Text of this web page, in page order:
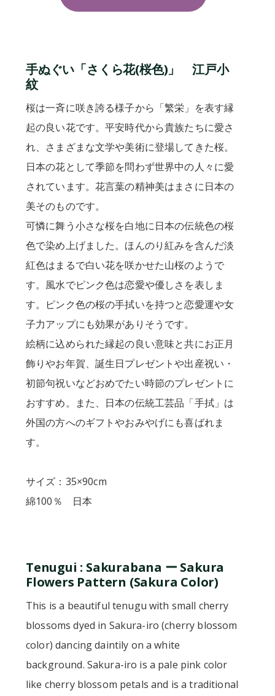
手ぬぐい「さくら花(桜色)」 江戸小
紋
桜は一斉に咲き誇る様子から「繁栄」を表す縁
起の良い花です。平安時代から貴族たちに愛さ
れ、さまざまな文学や美術に登場してきた桜。
日本の花として季節を問わず世界中の人々に愛
されています。花言葉の精神美はまさに日本の
美そのものです。
可憐に舞う小さな桜を白地に日本の伝統色の桜
色で染め上げました。ほんのり紅みを含んだ淡
紅色はまるで白い花を咲かせた山桜のようで
す。風水でピンク色は恋愛や優しさを表しま
す。ピンク色の桜の手拭いを持つと恋愛運や女
子力アップにも効果がありそうです。
絵柄に込められた縁起の良い意味と共にお正月
飾りやお年賀、誕生日プレゼントや出産祝い・
初節句祝いなどおめでたい時節のプレゼントに
おすすめ。また、日本の伝統工芸品「手拭」は
外国の方へのギフトやおみやげにも喜ばれま
す。
サイズ：35×90cm
綿100％ 日本
Tenugui : Sakurabana ー Sakura
Flowers Pattern (Sakura Color)
This is a beautiful tenugu with small cherry
blossoms dyed in Sakura-iro (cherry blossom
color) dancing daintily on a white
background. Sakura-iro is a pale pink color
like cherry blossom petals and is a traditional